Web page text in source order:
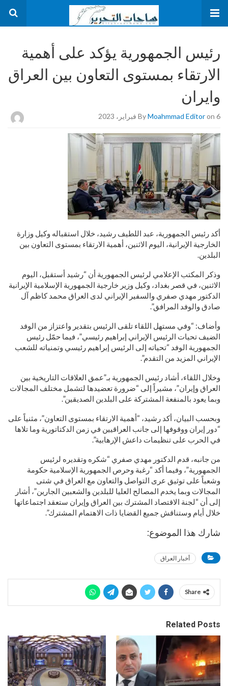
رئيس الجمهورية يؤكد على أهمية
الارتقاء بمستوى التعاون بين العراق
وايران
ByMoahmmad Editoron 6 فبراير، 2023
أكد رئيس الجمهورية، عبد اللطيف رشيد، خلال استقباله وكيل وزارة
الخارجية الإيرانية، اليوم الاثنين، أهمية الارتقاء بمستوى التعاون بين
البلدين.
وذكر المكتب الإعلامي لرئيس الجمهورية أن “رشيد أستقبل، اليوم
الاثنين، في قصر بغداد، وكيل وزير خارجية الجمهورية الإسلامية الإيرانية
الدكتور مهدي صفري والسفير الإيراني لدى العراق محمد كاظم آل
صادق والوفد المرافق”.
وأضاف: “وفي مستهل اللقاء تلقى الرئيس بتقدير واعتزاز من الوفد
الضيف تحيات الرئيس الإيراني إبراهيم رئيسي”، فيما حمّل رئيس
الجمهورية الوفد “تحياته إلى الرئيس إبراهيم رئيسي وتمنياته للشعب
الإيراني المزيد من التقدم”.
وخلال اللقاء، أشاد رئيس الجمهورية بـ”عمق العلاقات التاريخية بين
العراق وإيران”، مشيراً إلى “ضرورة تعضيدها لتشمل مختلف المجالات
وبما يعود بالمنفعة المشتركة على البلدين الصديقين”.
وبحسب البيان، أكد رشيد، “أهمية الارتقاء بمستوى التعاون”، مثنياً على
“دور إيران ووقوفها إلى جانب العراقيين في زمن الدكتاتورية وما تلاها
في الحرب على تنظيمات داعش الإرهابية”.
من جانبه، قدم الدكتور مهدي صفري “شكره وتقديره لرئيس
الجمهورية”، وفيما أكد “رغبة وحرص الجمهورية الإسلامية حكومة
وشعباً على توثيق عرى التواصل والتعاون مع العراق في شتى
المجالات وبما يخدم المصالح العليا للبلدين والشعبين الجارين”، أشار
إلى أن “لجنة الاقتصاد المشترك بين العراق وإيران ستعقد اجتماعاتها
خلال أيام وستناقش جميع القضايا ذات الاهتمام المشترك”.
شارك هذا الموضوع:
أخبار العراق
Share
Related Posts